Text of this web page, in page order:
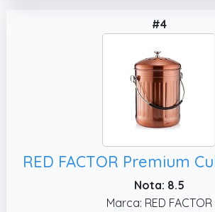
#4
Nota: 8.5
Marca: RED FACTOR